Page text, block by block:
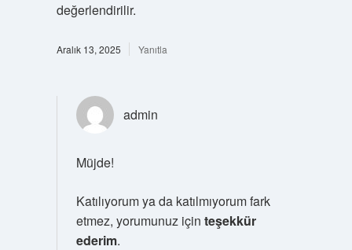
değerlendirilir.
Aralık 13, 2025 Yanıtla
admin
Müjde!
Katılıyorum ya da katılmıyorum fark
etmez, yorumunuz için teşekkür
ederim.